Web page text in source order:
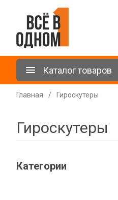
Каталог товаров
Главная / Гироскутеры
Гироскутеры
Категории